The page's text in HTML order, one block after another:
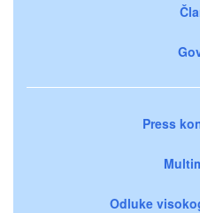
Press
Odluke